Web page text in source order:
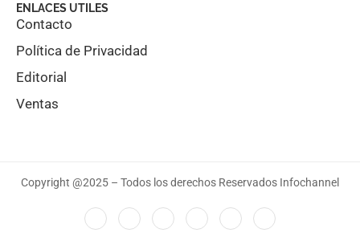
ENLACES UTILES
Contacto
Política de Privacidad
Editorial
Ventas
Copyright @2025 – Todos los derechos Reservados Infochannel